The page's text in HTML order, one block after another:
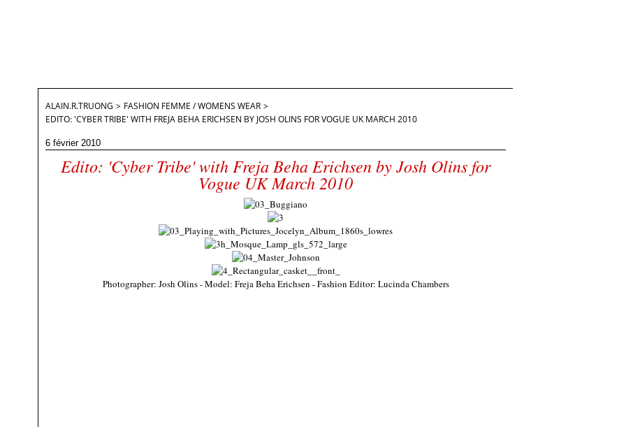
ALAIN.R.TRUONG > FASHION FEMME / WOMENS WEAR >
EDITO: 'CYBER TRIBE' WITH FREJA BEHA ERICHSEN BY JOSH OLINS FOR VOGUE UK MARCH 2010
6 février 2010
Edito: 'Cyber Tribe' with Freja Beha Erichsen by Josh Olins for
Vogue UK March 2010
Photographer: Josh Olins - Model: Freja Beha Erichsen - Fashion Editor: Lucinda Chambers